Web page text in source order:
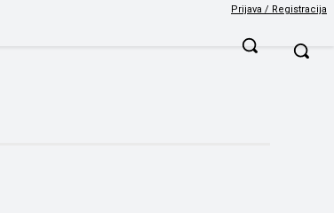
Prijava / Registracija